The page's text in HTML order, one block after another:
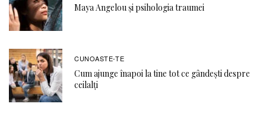
Maya Angelou și psihologia traumei
CUNOASTE-TE
Cum ajunge înapoi la tine tot ce gândești despre
ceilalți